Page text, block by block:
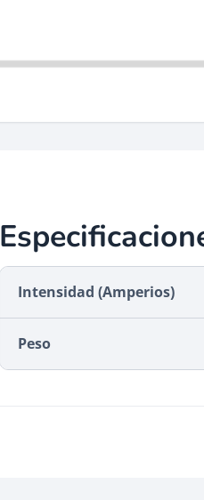
Intensidad (Amperios)
Peso